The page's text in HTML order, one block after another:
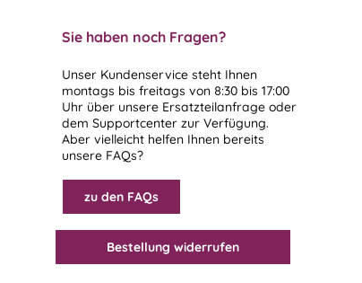
Sie haben noch Fragen?
Unser Kundenservice steht Ihnen
montags bis freitags von 8:30 bis 17:00
Uhr über unsere Ersatzteilanfrage oder
dem Supportcenter zur Verfügung.
Aber vielleicht helfen Ihnen bereits
unsere FAQs?
zu den FAQs
Bestellung widerrufen